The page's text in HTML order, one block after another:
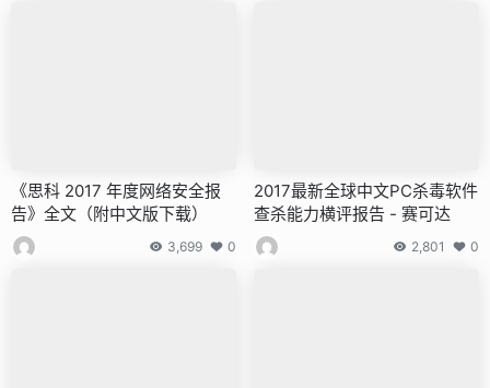
《思科 2017 年度网络安全报
告》全文（附中文版下载）
3,699 0
2017最新全球中文PC杀毒软件
查杀能力横评报告 - 赛可达
2,801 0